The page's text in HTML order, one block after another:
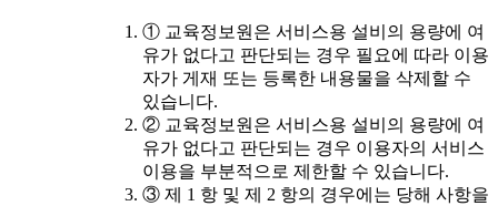
① 교육정보원은 서비스용 설비의 용량에 여
유가 없다고 판단되는 경우 필요에 따라 이용
자가 게재 또는 등록한 내용물을 삭제할 수
있습니다.
② 교육정보원은 서비스용 설비의 용량에 여
유가 없다고 판단되는 경우 이용자의 서비스
이용을 부분적으로 제한할 수 있습니다.
③ 제 1 항 및 제 2 항의 경우에는 당해 사항을